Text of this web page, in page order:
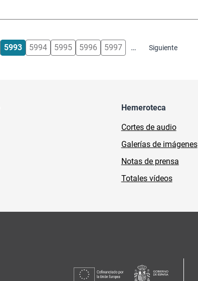
5993 5994 5995 5996 5997 … Siguiente
Siguiente página
Hemeroteca
Cortes de audio
Galerías de imágenes
Notas de prensa
Totales vídeos